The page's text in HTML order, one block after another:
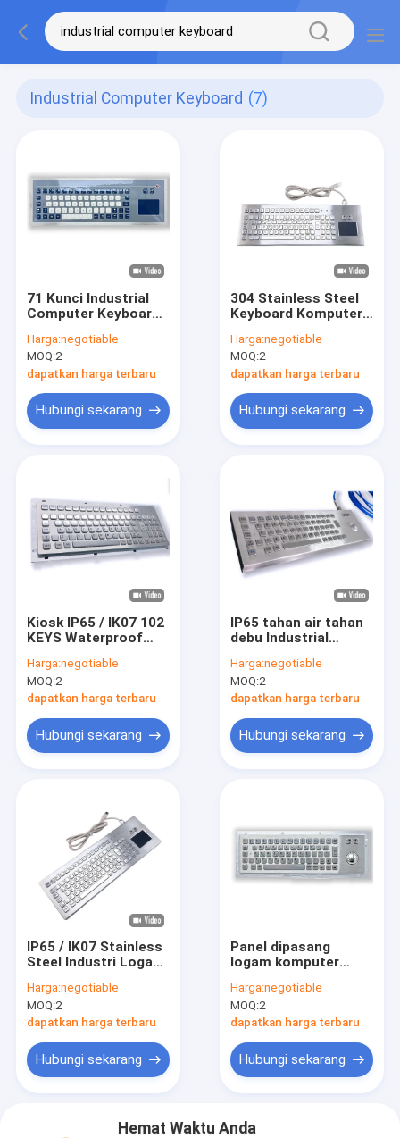
Industrial Computer Keyboard (7)
71 Kunci Industrial
Computer Keyboard
Touch Pad F8-TP-C
Harga:negotiable
MOQ:2
dapatkan harga terbaru
Hubungi sekarang
304 Stainless Steel
Keyboard Komputer
Dustproof
Explosionproof
Harga:negotiable
MOQ:2
dapatkan harga terbaru
Hubungi sekarang
Kiosk IP65 / IK07 102
KEYS Waterproof
Industri Keyboard
USB Panel Belakang
Dipasang pada -40°C
Harga:negotiable
MOQ:2
dapatkan harga terbaru
Hubungi sekarang
IP65 tahan air tahan
debu Industrial
Keyboard Dengan
Trackball Komputer
Keyboard Desain
Harga:negotiable
MOQ:2
dapatkan harga terbaru
Hubungi sekarang
IP65 / IK07 Stainless
Steel Industri Logam
Waterproof
Dustproof Keyboard
usb -40°C
Harga:negotiable
MOQ:2
dapatkan harga terbaru
Hubungi sekarang
Panel dipasang
logam komputer
tahan ledakan IP65 /
IK07
Harga:negotiable
MOQ:2
dapatkan harga terbaru
Hubungi sekarang
Hemat Waktu Anda